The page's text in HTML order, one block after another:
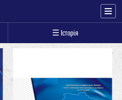
☰ Історія